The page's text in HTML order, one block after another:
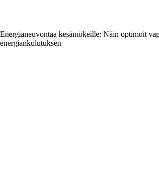
Energianeuvontaa kesämökeille: Näin optimoit
energiankulutuksen